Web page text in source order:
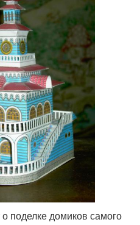
поделке домиков самого